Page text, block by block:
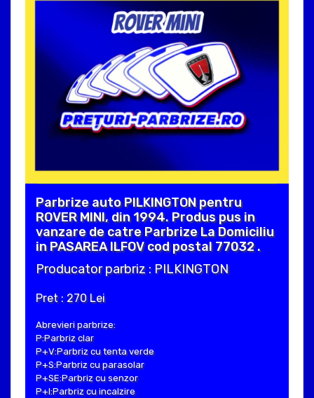
Parbrize auto PILKINGTON pentru
ROVER MINI, din 1994. Produs pus in
vanzare de catre Parbrize La Domiciliu
in PASAREA ILFOV cod postal 77032 .
Producator parbriz : PILKINGTON
Pret : 270 Lei
Abrevieri parbrize:
P:Parbriz clar
P+V:Parbriz cu tenta verde
P+S:Parbriz cu parasolar
P+SE:Parbriz cu senzor
P+I:Parbriz cu incalzire